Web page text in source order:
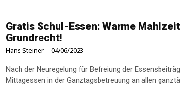
Gratis Schul-Essen: Warme
Grundrecht!
Hans Steiner - 04/06/2023
Nach der Neuregelung für Befreiung der
Mittagessen in der Ganztagsbetreuung an allen